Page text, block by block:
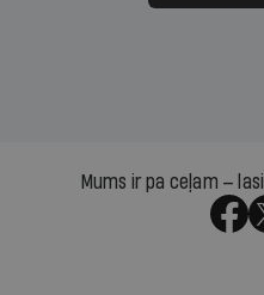
Mums ir pa ceļam —